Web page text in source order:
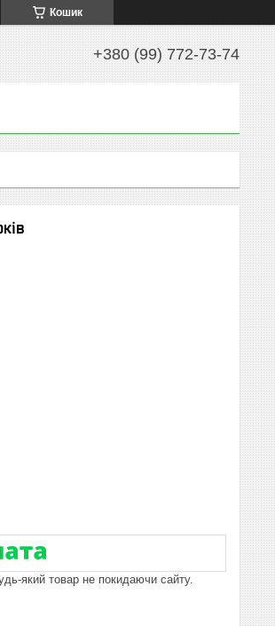
Кошик
+380 (99) 772-73-74
який товар не покидаючи сайту.